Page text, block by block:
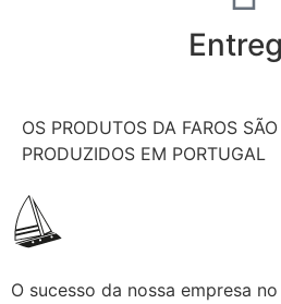
OS PRODUTOS DA FAROS
PRODUZIDOS EM PORTUGAL
O sucesso da nossa empresa